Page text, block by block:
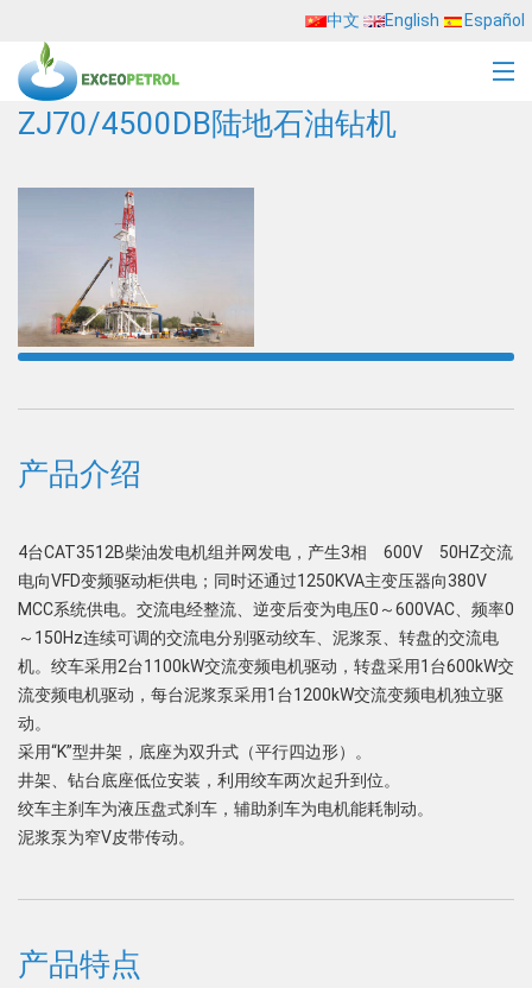
中文 English Español
ZJ70/4500DB陆地石油钻机
产品介绍
4台CAT3512B柴油发电机组并网发电，产生3相 600V 50HZ交流
电向VFD变频驱动柜供电；同时还通过1250KVA主变压器向380V
MCC系统供电。交流电经整流、逆变后变为电压0～600VAC、频率0
～150Hz连续可调的交流电分别驱动绞车、泥浆泵、转盘的交流电
机。绞车采用2台1100kW交流变频电机驱动，转盘采用1台600kW交
流变频电机驱动，每台泥浆泵采用1台1200kW交流变频电机独立驱
动。
采用“K”型井架，底座为双升式（平行四边形）。
井架、钻台底座低位安装，利用绞车两次起升到位。
绞车主刹车为液压盘式刹车，辅助刹车为电机能耗制动。
泥浆泵为窄V皮带传动。
产品特点